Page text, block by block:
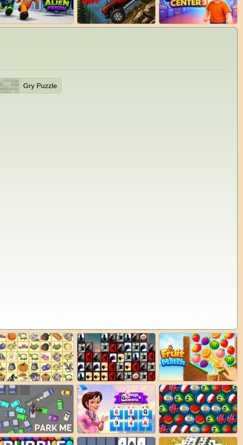
Gry Puzzle